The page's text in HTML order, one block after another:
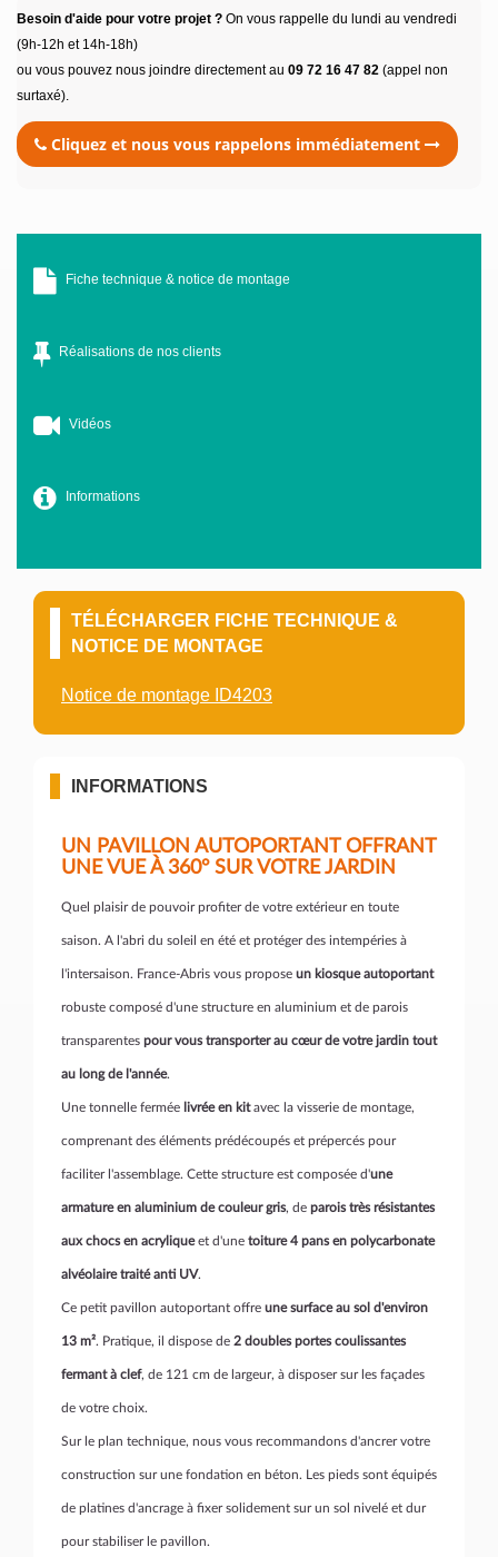
Besoin d'aide pour votre projet ? On vous rappelle du lundi au vendredi
(9h-12h et 14h-18h)
ou vous pouvez nous joindre directement au 09 72 16 47 82 (appel non
surtaxé).
Cliquez et nous vous rappelons immédiatement
Fiche technique & notice de montage
Réalisations de nos clients
Vidéos
Informations
TÉLÉCHARGER FICHE TECHNIQUE &
NOTICE DE MONTAGE
Notice de montage ID4203
INFORMATIONS
UN PAVILLON AUTOPORTANT OFFRANT
UNE VUE À 360° SUR VOTRE JARDIN
Quel plaisir de pouvoir profiter de votre extérieur en toute
saison. A l'abri du soleil en été et protéger des intempéries à
l'intersaison. France-Abris vous propose un kiosque autoportant
robuste composé d'une structure en aluminium et de parois
transparentes pour vous transporter au cœur de votre jardin tout
au long de l'année.
Une tonnelle fermée livrée en kitavec la visserie de montage,
comprenant des éléments prédécoupés et prépercés pour
faciliter l'assemblage. Cette structure est composée d'une
armature en aluminium de couleur gris, de parois très résistantes
aux chocs en acryliqueet d'une toiture 4 pans en polycarbonate
alvéolaire traité anti UV.
Ce petit pavillon autoportant offre une surface au sol d'environ
13 m². Pratique, il dispose de 2 doubles portes coulissantes
fermant à clef, de 121 cm de largeur, à disposer sur les façades
de votre choix.
Sur le plan technique, nous vous recommandons d'ancrer votre
construction sur une fondation en béton. Les pieds sont équipés
de platines d'ancrage à fixer solidement sur un sol nivelé et dur
pour stabiliser le pavillon.